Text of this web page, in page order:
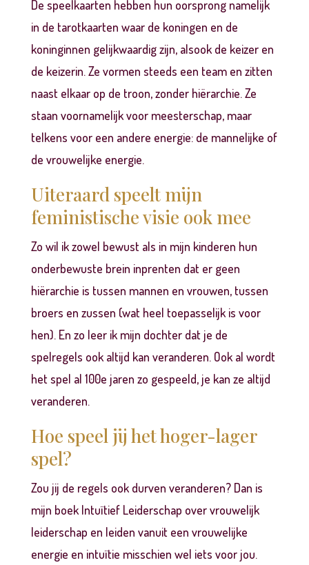
De speelkaarten hebben hun oorsprong namelijk
in de tarotkaarten waar de koningen en de
koninginnen gelijkwaardig zijn, alsook de keizer en
de keizerin. Ze vormen steeds een team en zitten
naast elkaar op de troon, zonder hiërarchie. Ze
staan voornamelijk voor meesterschap, maar
telkens voor een andere energie: de mannelijke of
de vrouwelijke energie.
Uiteraard speelt mijn
feministische visie ook mee
Zo wil ik zowel bewust als in mijn kinderen hun
onderbewuste brein inprenten dat er geen
hiërarchie is tussen mannen en vrouwen, tussen
broers en zussen (wat heel toepasselijk is voor
hen). En zo leer ik mijn dochter dat je de
spelregels ook altijd kan veranderen. Ook al wordt
het spel al 100e jaren zo gespeeld, je kan ze altijd
veranderen.
Hoe speel jij het hoger-lager
spel?
Zou jij de regels ook durven veranderen? Dan is
mijn boek Intuïtief Leiderschap over vrouwelijk
leiderschap en leiden vanuit een vrouwelijke
energie en intuïtie misschien wel iets voor jou.